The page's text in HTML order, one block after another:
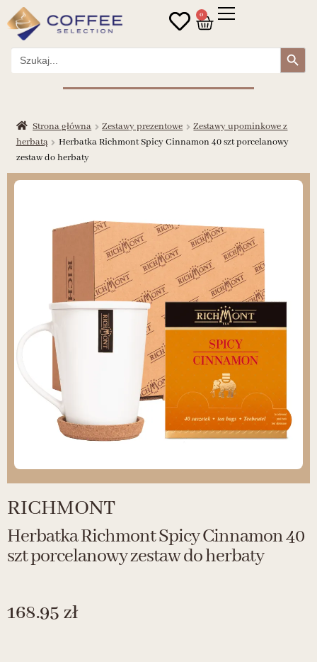
0
Search
for:
Search Button
Strona główna Zestawy prezentowe
Zestawy upominkowe z
herbatą
Herbatka Richmont Spicy Cinnamon 40 szt porcelanowy
zestaw do herbaty
RICHMONT
Herbatka Richmont Spicy Cinnamon 40
szt porcelanowy zestaw do herbaty
168.95 zł